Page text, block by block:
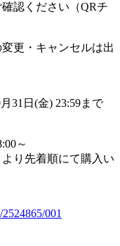
認ください（QRチ
更・キャンセルは出
31日(金) 23:59まで
～
り先着順にて購入い
001